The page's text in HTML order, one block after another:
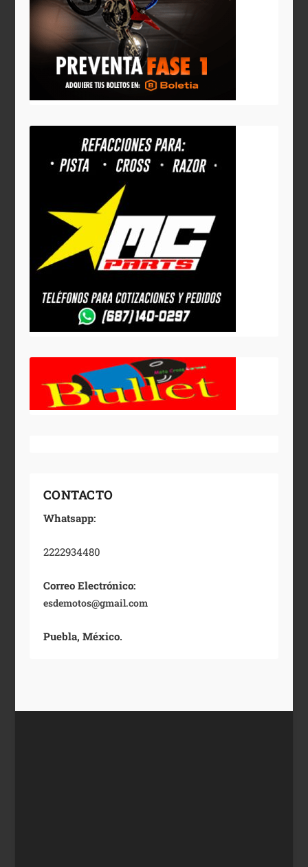
CONTACTO
Whatsapp:
2222934480
Correo Electrónico:
esdemotos@gmail.com
Puebla, México.